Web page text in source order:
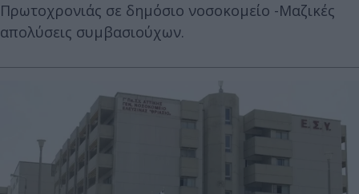
Πρωτοχρονιάς σε δημόσιο νοσοκομείο -Μαζικές
απολύσεις συμβασιούχων.